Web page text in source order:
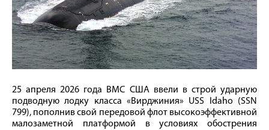
25 апреля 2026 года ВМС США ввели в строй ударную
подводную лодку класса «Вирджиния» USS Idaho (SSN
799), пополнив свой передовой флот высокоэффективной
малозаметной платформой в условиях обострения